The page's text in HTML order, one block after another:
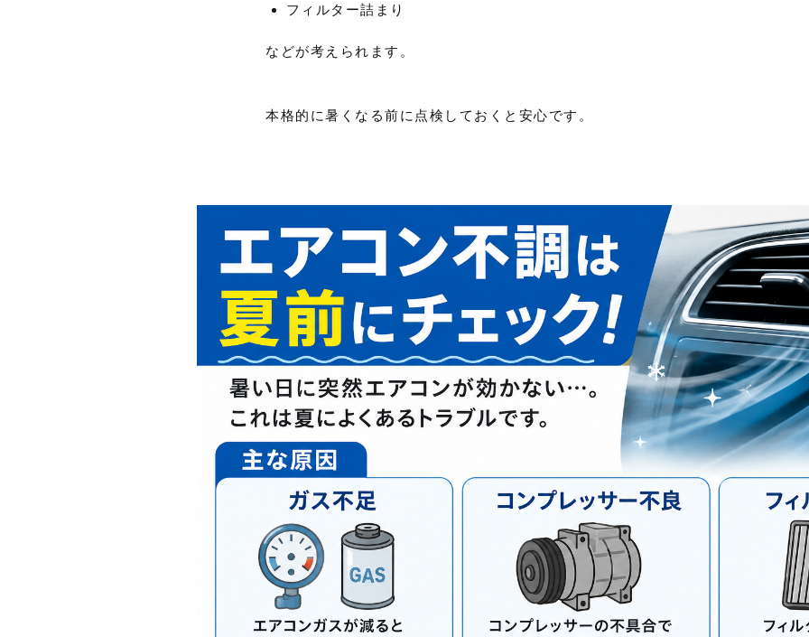
フィルター詰まり
などが考えられます。
本格的に暑くなる前に点検しておくと安心です。